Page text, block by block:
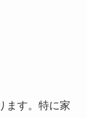
ます。特に家